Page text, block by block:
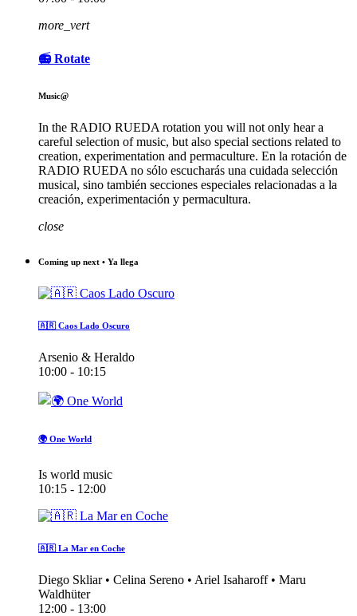
more_vert
📻 Rotate
Music@
In the RADIO RUEDA rotation you will not only hear a
careful selection of music, but also special sections related to
creation, experimentation and permaculture. En la rotación de
RADIO RUEDA no sólo escucharás una cuidada selección
musical, sino también secciones especiales relacionadas a la
creación, experimentación y permacultura.
close
Coming up next • Ya llega
🇦🇷 Caos Lado Oscuro
Arsenio & Heraldo
10:00 - 10:15
🌍 One World
Is world music
10:15 - 12:00
🇦🇷 La Mar en Coche
Diego Skliar • Celina Sereno • Ariel Isaharoff • Maru
Waldhüter
12:00 - 13:00